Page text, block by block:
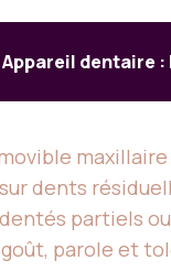
Appareil dentaire :
dents
partiels
parole et